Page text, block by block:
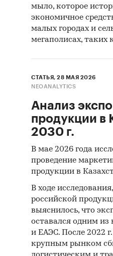
мыло, которое
экономичное
малых городах и
мегаполисах,
СТАТЬЯ, 28 МАЯ 2026
NEOANALYTICS
Анализ
продукции в
2030 г.
В мае 2026 года
проведение
продукции в
В ходе
российской
выяснилось, что
оставался одним
и ЕАЭС. После 2022
крупным рынком